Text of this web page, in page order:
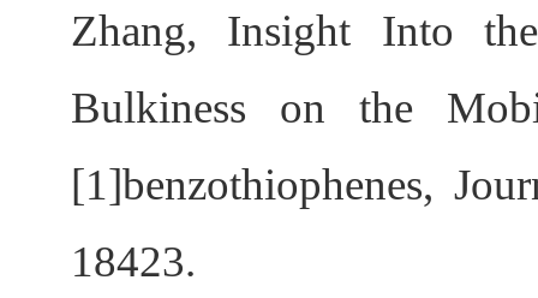
Zhang, Insight Into
Bulkiness on the
[1]benzothiophenes,
18423.